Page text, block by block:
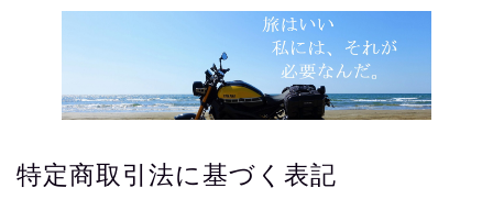
特定商取引法に基づく表記